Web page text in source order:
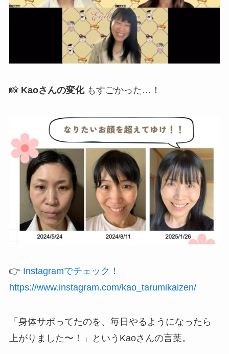
📸 Kaoさんの変化もすごかった…！
👉 Instagramでチェック！
https://www.instagram.com/kao_tarumikaizen/
「身体サボってたのを、毎日やるようになったら
上がりました〜！」というKaoさんの言葉。